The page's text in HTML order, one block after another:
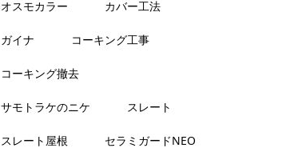
オスモカラー カバー工法
ガイナ コーキング工事
コーキング撤去
サモトラケのニケ スレート
スレート屋根 セラミガードNEO